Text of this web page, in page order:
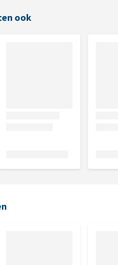
ook